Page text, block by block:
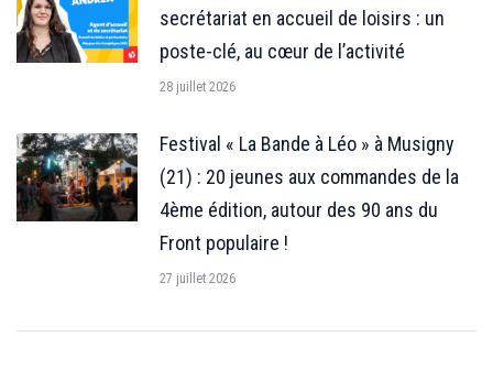
secrétariat en accueil de loisirs : un
poste-clé, au cœur de l’activité
28 juillet 2026
Festival « La Bande à Léo » à Musigny
(21) : 20 jeunes aux commandes de la
4ème édition, autour des 90 ans du
Front populaire !
27 juillet 2026